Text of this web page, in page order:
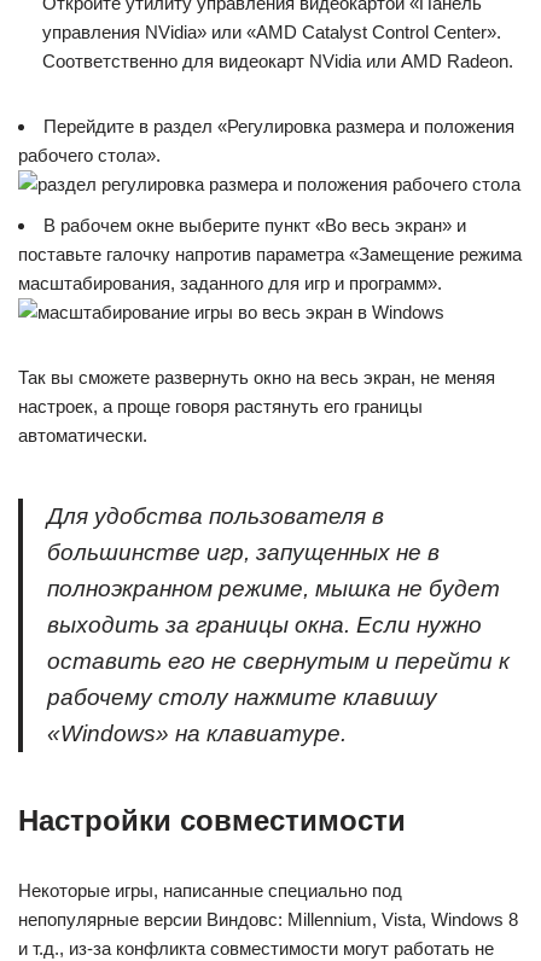
управления NVidia» или «AMD Catalyst Control Center».
Соответственно для видеокарт NVidia или AMD Radeon.
Перейдите в раздел «Регулировка размера и положения
рабочего стола».
В рабочем окне выберите пункт «Во весь экран» и
поставьте галочку напротив параметра «Замещение режима
масштабирования, заданного для игр и программ».
Так вы сможете развернуть окно на весь экран, не меняя
настроек, а проще говоря растянуть его границы
автоматически.
Для удобства пользователя в
большинстве игр, запущенных не в
полноэкранном режиме, мышка не будет
выходить за границы окна. Если нужно
оставить его не свернутым и перейти к
рабочему столу нажмите клавишу
«Windows» на клавиатуре.
Настройки совместимости
Некоторые игры, написанные специально под
непопулярные версии Виндовс: Millennium, Vista, Windows 8
и т.д., из-за конфликта совместимости могут работать не